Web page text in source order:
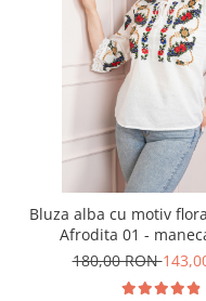
Bluza alba cu motiv
Afrodita 01 -
180,00 RON